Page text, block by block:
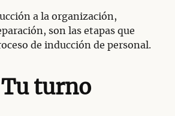
a la organización,
son las etapas que
de inducción de personal.
Tu turno